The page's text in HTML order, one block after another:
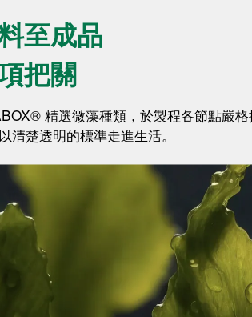
至成品
把關
精選微藻種類，於製程各節點嚴
清楚透明的標準走進生活。